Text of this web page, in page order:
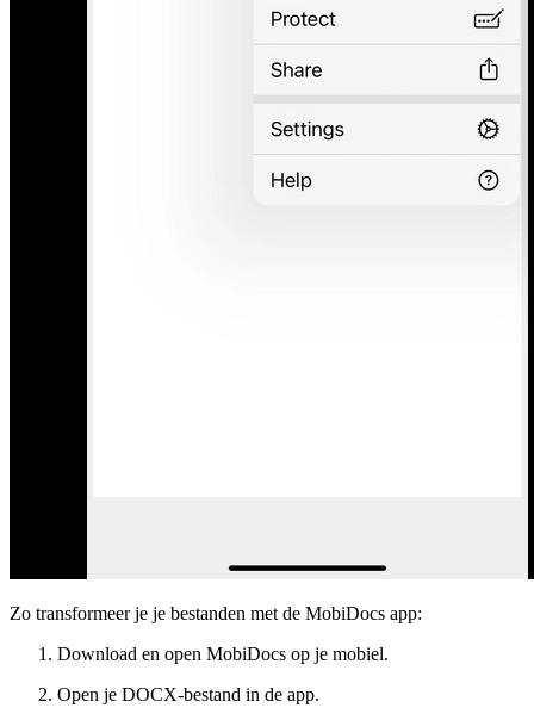
Zo transformeer je je bestanden met de MobiDocs app:
Download en open MobiDocs op je mobiel.
Open je DOCX-bestand in de app.